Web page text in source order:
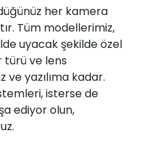
her kamera
Tüm modellerimiz,
uyacak şekilde özel
ve lens
yazılıma kadar.
isterse de
ediyor olun,